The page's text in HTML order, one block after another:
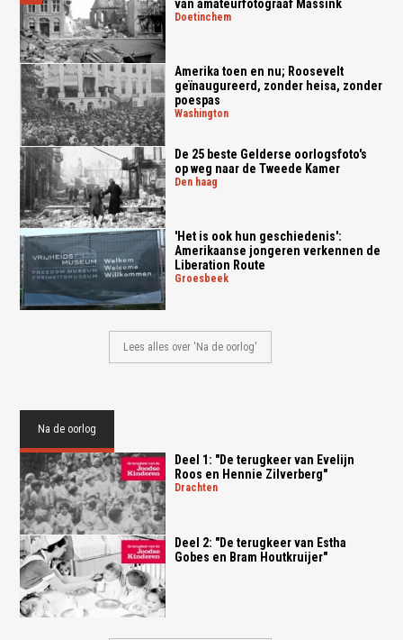
van amateurfotograaf Massink
doetinchem
Amerika toen en nu; Roosevelt
geïnaugureerd, zonder heisa, zonder
poespas
washington
De 25 beste Gelderse oorlogsfoto's
op weg naar de Tweede Kamer
den haag
'Het is ook hun geschiedenis':
Amerikaanse jongeren verkennen de
Liberation Route
groesbeek
Lees alles over 'Na de oorlog'
Na de oorlog
Deel 1: "De terugkeer van Evelijn
Roos en Hennie Zilverberg"
drachten
Deel 2: "De terugkeer van Estha
Gobes en Bram Houtkruijer"